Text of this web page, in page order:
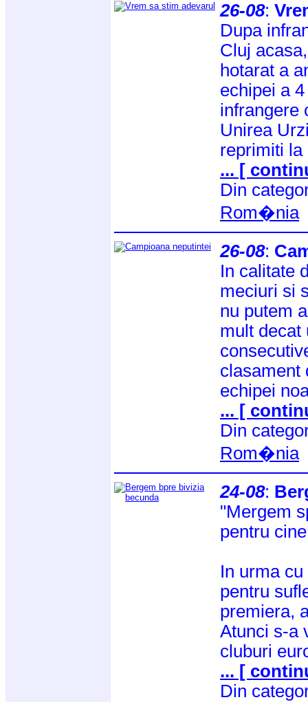
26-08:
Dupa
Cluj
hotarat a
echipei a
infrangere
Unirea
reprimiti la
... [
Din
Rom�nia
26-08:
In calitate
meciuri si
nu putem
mult decat
clasament
echipei
... [
Din
Rom�nia
24-08:
"Mergem
pentru
In urma
pentru
premiera,
Atunci s-a
cluburi
... [
Din